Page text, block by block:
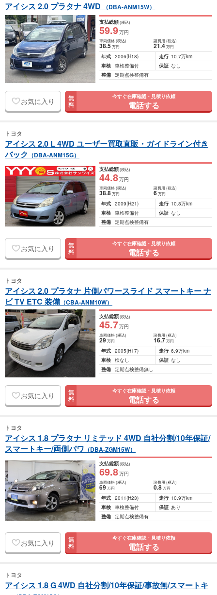
アイシス 2.0 プラタナ 4WD （DBA-ANM15W）
支払総額(税込)
59.9万円
車両価格(税込)
38.5万円
諸費用 (税込)
21.4 万円
年式 2006(H18) 走行 10.7万km
車検 車検整備付 保証 なし
整備 定期点検整備有
お気に入り 無
料
今すぐ在庫確認・見積り依頼
電話する
トヨタ
アイシス 2.0 L 4WD ユーザー買取直販・ガイドライン付き
バック （DBA-ANM15G）
支払総額(税込)
44.8万円
車両価格(税込)
38.8万円
諸費用 (税込)
6 万円
年式 2009(H21) 走行 10.8万km
車検 車検整備付 保証 なし
整備 定期点検整備有
お気に入り 無
料
今すぐ在庫確認・見積り依頼
電話する
トヨタ
アイシス 2.0 プラタナ 片側パワースライド スマートキー ナ
ビ TV ETC 装備 （CBA-ANM10W）
支払総額(税込)
45.7万円
車両価格(税込)
29万円
諸費用 (税込)
16.7 万円
年式 2005(H17) 走行 6.9万km
車検 検なし 保証 なし
整備 定期点検整備無し
お気に入り 無
料
今すぐ在庫確認・見積り依頼
電話する
トヨタ
アイシス 1.8 プラタナ リミテッド 4WD 自社分割/10年保証/
スマートキー/両側パワ （DBA-ZGM15W）
支払総額(税込)
69.8万円
車両価格(税込)
69万円
諸費用 (税込)
0.8 万円
年式 2011(H23) 走行 10.9万km
車検 車検整備付 保証 あり
整備 定期点検整備有
お気に入り 無
料
今すぐ在庫確認・見積り依頼
電話する
トヨタ
アイシス 1.8 G 4WD 自社分割/10年保証/事故無/スマートキ